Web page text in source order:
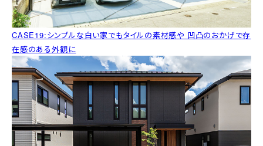
CASE19:シンプルな白い家でもタイルの素材感や 凹凸のおかげで存
在感のある外観に